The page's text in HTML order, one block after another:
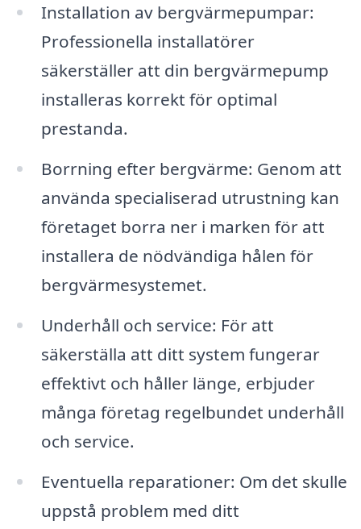
Installation av bergvärmepumpar:
Professionella installatörer
säkerställer att din bergvärmepump
installeras korrekt för optimal
prestanda.
Borrning efter bergvärme: Genom att
använda specialiserad utrustning kan
företaget borra ner i marken för att
installera de nödvändiga hålen för
bergvärmesystemet.
Underhåll och service: För att
säkerställa att ditt system fungerar
effektivt och håller länge, erbjuder
många företag regelbundet underhåll
och service.
Eventuella reparationer: Om det skulle
uppstå problem med ditt